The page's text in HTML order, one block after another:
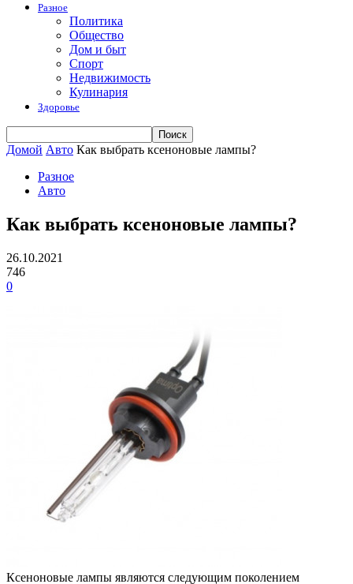
Разное
Политика
Общество
Дом и быт
Спорт
Недвижимость
Кулинария
Здоровье
Домой Авто Как выбрать ксеноновые лампы?
Разное
Авто
Как выбрать ксеноновые лампы?
26.10.2021
746
0
Ксеноновые лампы являются следующим поколением